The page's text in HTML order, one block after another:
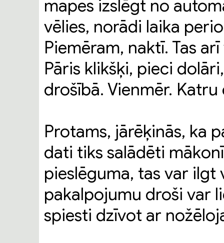
mapes izslēgt no
vēlies, norādi laika
Piemēram, naktī. Tas
Pāris klikšķi, pieci
drošībā. Vienmēr. Katru
Protams, jārēķinās, ka
dati tiks salādēti
pieslēguma, tas var ilgt
pakalpojumu droši var
spiesti dzīvot ar